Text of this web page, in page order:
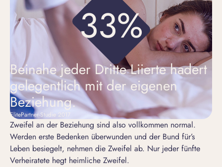
33%
Beinahe jeder Dritte Liierte hadert
gelegentlich mit der eigenen
Beziehung.
ElitePartner-Studie 2017
Zweifel an der Beziehung sind also vollkommen normal.
Werden erste Bedenken überwunden und der Bund für’s
Leben besiegelt, nehmen die Zweifel ab. Nur jeder fünfte
Verheiratete hegt heimliche Zweifel.